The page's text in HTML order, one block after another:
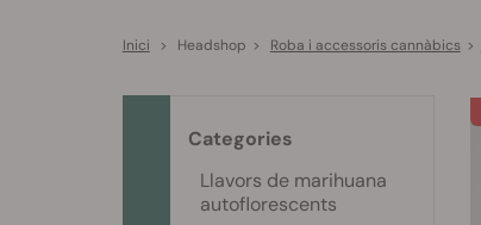
Inici > Headshop > Roba i accessoris cannàbics >
Categories
Llavors de marihuana
autoflorescents